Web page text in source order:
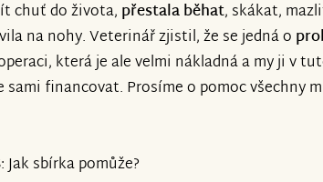
chuť do života, přestala běhat, skákat,
na nohy. Veterinář zjistil, že se jedná o
která je ale velmi nákladná a my ji v
sami financovat. Prosíme o pomoc všechny
Jak sbírka pomůže?